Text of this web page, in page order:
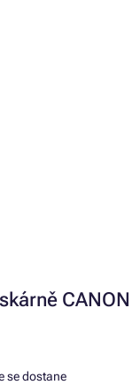
CANON
se dostane